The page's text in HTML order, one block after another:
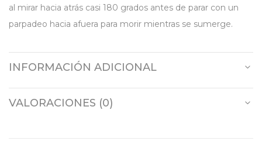
al mirar hacia atrás casi 180 grados antes de parar con un
parpadeo hacia afuera para morir mientras se sumerge.
INFORMACIÓN ADICIONAL
VALORACIONES (0)